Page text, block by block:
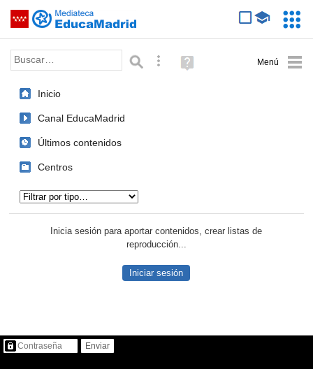
Saltar navegación
Palabra o frase: Búsqueda avanzada
Ayuda
(en
Inicio
Canal EducaMadrid
Últimos contenidos
Centros
Inicia sesión para aportar contenidos, crear listas de
reproducción...
Iniciar sesión
Contenido protegido…